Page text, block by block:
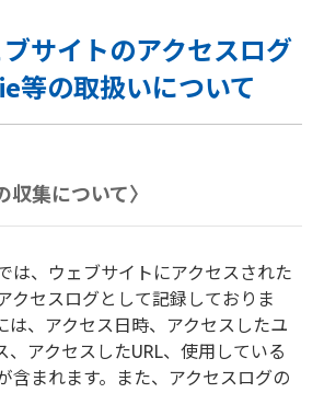
サイトのアクセスログ
等の取扱いについて
収集について〉
は、ウェブサイトにアクセスされた
クセスログとして記録しておりま
は、アクセス日時、アクセスしたユ
、アクセスしたURL、使用している
含まれます。また、アクセスログの